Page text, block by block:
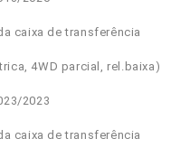
caixa de transferência
4WD parcial, rel.baixa)
2023
caixa de transferência